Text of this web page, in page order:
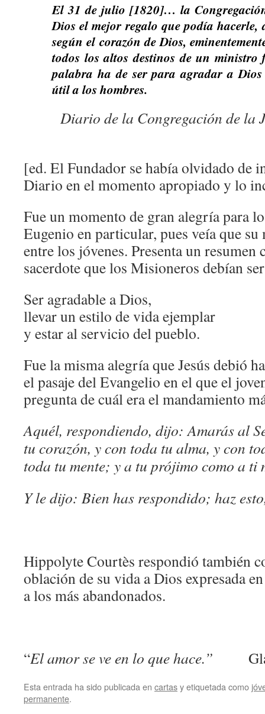
El 31 de julio [1820]… la
Dios el mejor regalo que podía hacerle,
según el corazón de Dios,
todos los altos destinos de un
palabra ha de ser para agradar a
útil a los hombres.
Diario de la Congregación de la
[ed. El Fundador se había olvidado de
Diario en el momento apropiado y lo
Fue un momento de gran alegría para
Eugenio en particular, pues veía que
entre los jóvenes. Presenta un
sacerdote que los Misioneros debían
Ser agradable a Dios,
llevar un estilo de vida ejemplar
y estar al servicio del pueblo.
Fue la misma alegría que Jesús debió
el pasaje del Evangelio en el que el
pregunta de cuál era el mandamiento
Aquél, respondiendo, dijo: Amarás al
tu corazón, y con toda tu alma, y con
toda tu mente; y a tu prójimo como a ti
Y le dijo: Bien has respondido; haz
Hippolyte Courtès respondió también
oblación de su vida a Dios expresada
a los más abandonados.
“El amor se ve en lo que hace.”
Esta entrada ha sido publicada en cartasy etiquetada como
permanente.